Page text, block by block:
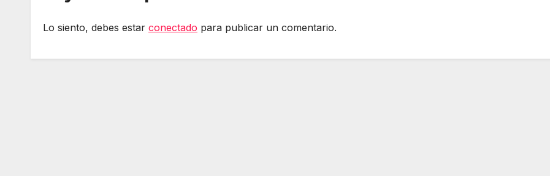
Lo siento, debes estar conectado para publicar un comentario.